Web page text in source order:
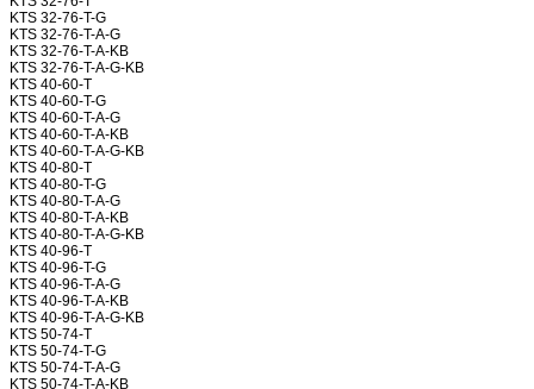
KTS 32-76-T-G
KTS 32-76-T-A-G
KTS 32-76-T-A-KB
KTS 32-76-T-A-G-KB
KTS 40-60-T
KTS 40-60-T-G
KTS 40-60-T-A-G
KTS 40-60-T-A-KB
KTS 40-60-T-A-G-KB
KTS 40-80-T
KTS 40-80-T-G
KTS 40-80-T-A-G
KTS 40-80-T-A-KB
KTS 40-80-T-A-G-KB
KTS 40-96-T
KTS 40-96-T-G
KTS 40-96-T-A-G
KTS 40-96-T-A-KB
KTS 40-96-T-A-G-KB
KTS 50-74-T
KTS 50-74-T-G
KTS 50-74-T-A-G
KTS 50-74-T-A-KB